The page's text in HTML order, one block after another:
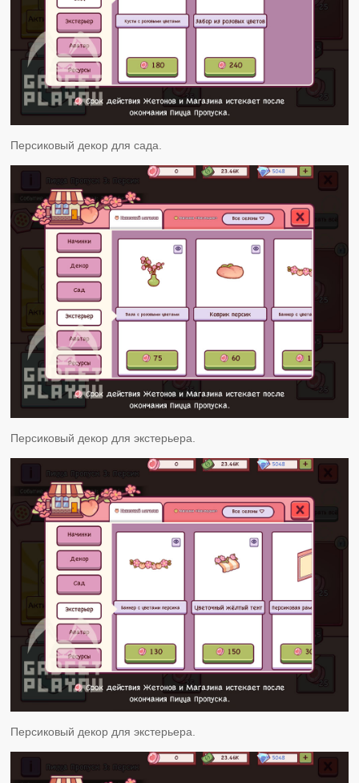
Персиковый декор для сада.
Персиковый декор для экстерьера.
Персиковый декор для экстерьера.